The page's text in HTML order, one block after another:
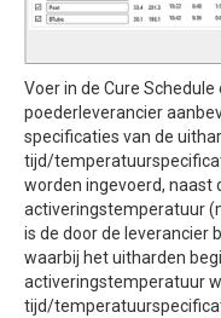
Voer in de Cure
poederleverancier
specificaties van de
tijd/
worden ingevoerd, naast
activeringstemperatuur
is de door de
waarbij het uitharden
activeringstemperatuur
tijd/